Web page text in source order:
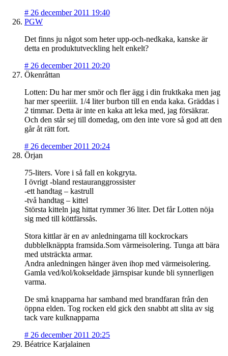
# 26 december 2011 19:40
PGW
Det finns ju något som heter upp-och-nedkaka, kanske är
detta en produktutveckling helt enkelt?
# 26 december 2011 20:20
Ökenråttan
Lotten: Du har mer smör och fler ägg i din fruktkaka men jag
har mer speeriiit. 1/4 liter burbon till en enda kaka. Gräddas i
2 timmar. Detta är inte en kaka att leka med, jag försäkrar.
Och den står sej till domedag, om den inte vore så god att den
går åt rätt fort.
# 26 december 2011 20:24
Örjan
75-liters. Vore i så fall en kokgryta.
I övrigt -bland restauranggrossister
-ett handtag – kastrull
-två handtag – kittel
Största kitteln jag hittat rymmer 36 liter. Det får Lotten nöja
sig med till köttfärssås.
Stora kittlar är en av anledningarna till kockrockars
dubblelknäppta framsida.Som värmeisolering. Tunga att bära
med utsträckta armar.
Andra anledningen hänger även ihop med värmeisolering.
Gamla ved/kol/kokseldade järnspisar kunde bli synnerligen
varma.
De små knapparna har samband med brandfaran från den
öppna elden. Tog rocken eld gick den snabbt att slita av sig
tack vare kulknapparna
# 26 december 2011 20:25
Béatrice Karjalainen